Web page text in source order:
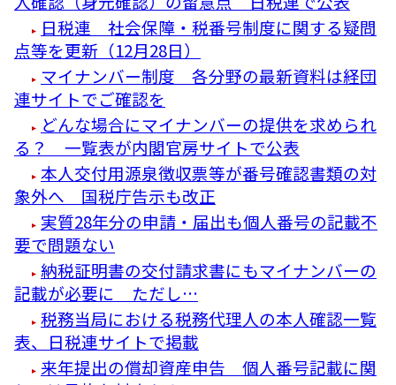
日税連 社会保障・税番号制度に関する疑問
点等を更新（12月28日）
マイナンバー制度 各分野の最新資料は経団
連サイトでご確認を
どんな場合にマイナンバーの提供を求められ
る？ 一覧表が内閣官房サイトで公表
本人交付用源泉徴収票等が番号確認書類の対
象外へ 国税庁告示も改正
実質28年分の申請・届出も個人番号の記載不
要で問題ない
納税証明書の交付請求書にもマイナンバーの
記載が必要に ただし…
税務当局における税務代理人の本人確認一覧
表、日税連サイトで掲載
来年提出の償却資産申告 個人番号記載に関